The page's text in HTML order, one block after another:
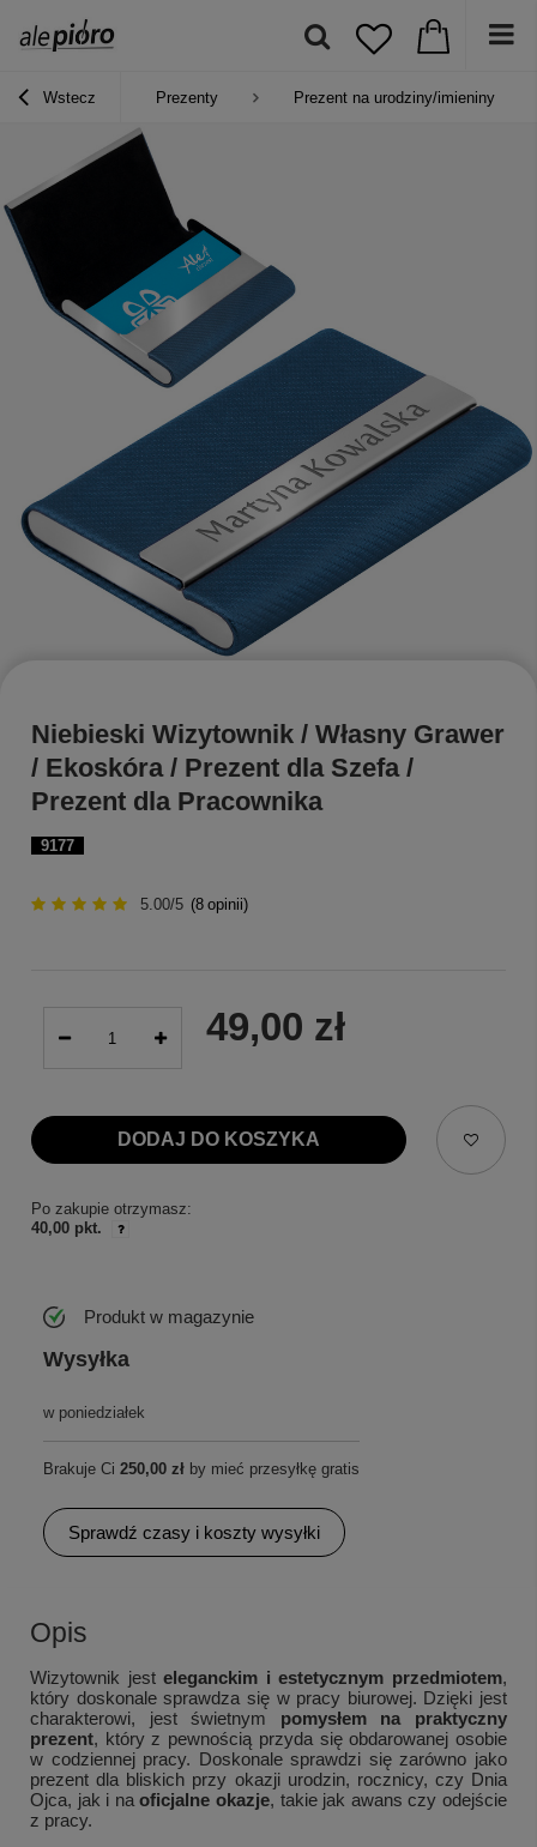
Wstecz Prezenty Prezent na urodziny/imieniny
9177
Niebieski Wizytownik / Własny Grawer
/ Ekoskóra / Prezent dla Szefa /
Prezent dla Pracownika
5.00/5 (8 opinii)
49,00 zł
DODAJ DO KOSZYKA
Po zakupie otrzymasz:
40,00 pkt.
Produkt w magazynie
Wysyłka
w poniedziałek
Brakuje Ci 250,00 zł by mieć przesyłkę gratis
Sprawdź czasy i koszty wysyłki
Opis
Wizytownik jesteleganckim i estetycznym przedmiotem,
który doskonale sprawdza się w pracy biurowej. Dzięki jest
charakterowi, jest świetnym pomysłem na praktyczny
prezent, który z pewnością przyda się obdarowanej osobie
w codziennej pracy. Doskonale sprawdzi się zarówno jako
prezent dla bliskich przy okazji urodzin, rocznicy, czy Dnia
Ojca, jak i naoficjalne okazje, takie jak awans czy odejście
z pracy.